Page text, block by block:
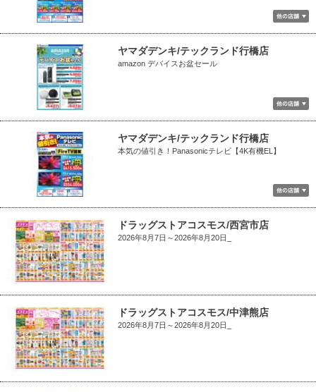
ヤマダデンキ/テックランド行橋店
amazon デバイスお盆セール
ヤマダデンキ/テックランド行橋店
本気の値引き！Panasonicテレビ【4K有機EL】
ドラッグストアコスモス/西宮市店
2026年8月7日～2026年8月20日_
ドラッグストアコスモス/中津熊店
2026年8月7日～2026年8月20日_